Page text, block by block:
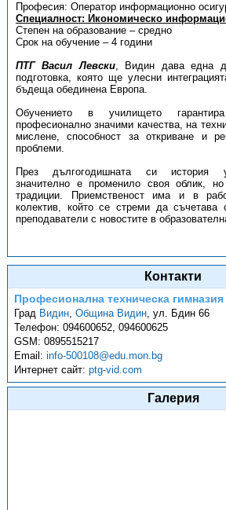
Професия: Оператор информационно
Специалност: Икономическо
Степен на образование – средно
Срок на обучение – 4 години
ПТГ Васил Левски, Видин дава една
подготовка, която ще улесни
бъдеща обединена Европа.
Обучението в училището
професионално значими качества, на
мислене, способност за откриване и
проблеми.
През дългогодишната си история
значително е променило своя облик,
традиции. Приемственост има и в
колектив, който се стреми да съчетава
преподаватели с новостите в
Контакти
Професионална техническа
Град Видин,Община Видин,ул. Бдин 66
Телефон:094600652, 094600625
GSM:0895515217
Email:info-500108@edu.mon.bg
Интернет сайт:ptg-vid.com
Галерия